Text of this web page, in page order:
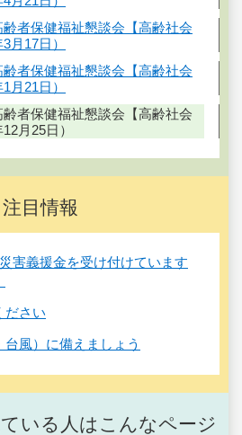
者保健福祉懇談会【高齢社会
月17日）
者保健福祉懇談会【高齢社会
月21日）
者保健福祉懇談会【高齢社会
月25日）
注目情報
害義援金を受け付けています
ださい
風）に備えましょう
いる人はこんなページ